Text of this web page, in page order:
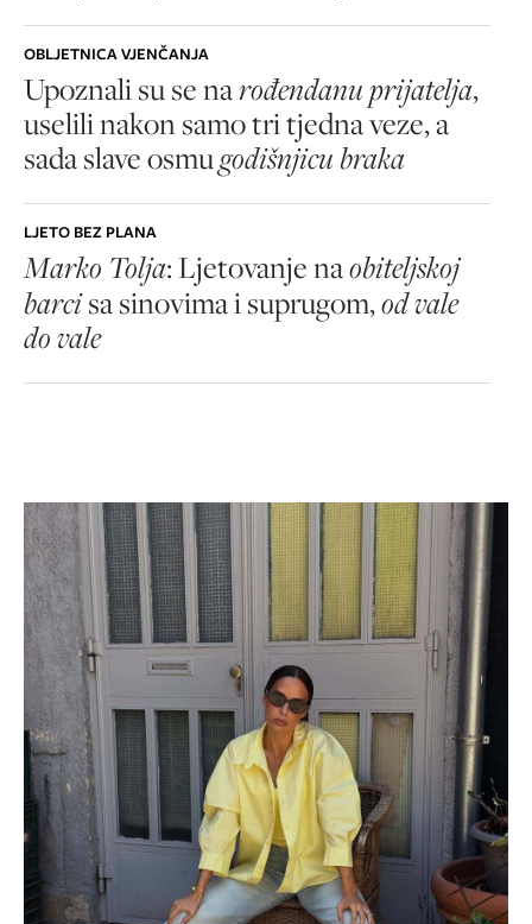
OBLJETNICA VJENČANJA
Upoznali su se narođendanu prijatelja,
uselili nakon samo tri tjedna veze, a
sada slave osmugodišnjicu braka
LJETO BEZ PLANA
Marko Tolja: Ljetovanje naobiteljskoj
barcisa sinovima i suprugom,od vale
do vale